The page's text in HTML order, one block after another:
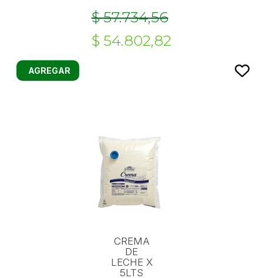
$ 57.734,56
$ 54.802,82
AGREGAR
CREMA
DE
LECHE X
5LTS